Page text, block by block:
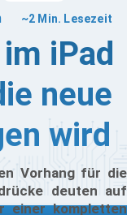
~2 Min. Lesezeit
iPad
neue
wird
Vorhang für die
deuten auf
einer kompletten